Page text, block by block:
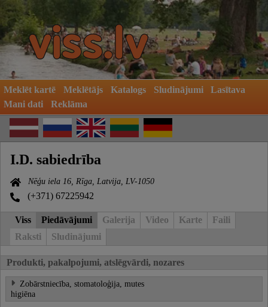
Meklēt kartē Meklētājs Katalogs Sludinājumi
Lasītava
Mani dati
Reklāma
I.D. sabiedrība
Nēģu iela 16, Rīga, Latvija, LV-1050
(+371) 67225942
Viss Piedāvājumi Galerija Video Karte
Faili
Raksti
Sludinājumi
Produkti, pakalpojumi, atslēgvārdi, nozares
Zobārstniecība, stomatoloģija, mutes
higiēna